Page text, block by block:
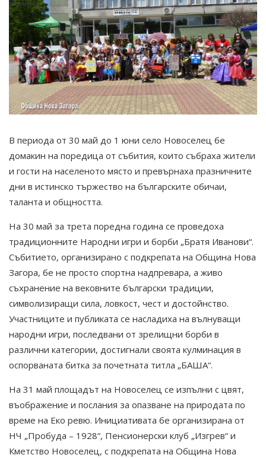
В периода от 30 май до 1 юни село Новоселец бе
домакин на поредица от събития, които събраха жители
и гости на населеното място и превърнаха празничните
дни в истинско тържество на българските обичаи,
таланта и общността.
На 30 май за трета поредна година се проведоха
традиционните Народни игри и борби „Братя Иванови“.
Събитието, организирано с подкрепата на Община Нова
Загора, бе не просто спортна надпревара, а живо
съхранение на вековните български традиции,
символизиращи сила, ловкост, чест и достойнство.
Участниците и публиката се насладиха на вълнуващи
народни игри, последвани от зрелищни борби в
различни категории, достигнали своята кулминация в
оспорваната битка за почетната титла „БАША“.
На 31 май площадът на Новоселец се изпълни с цвят,
въображение и послания за опазване на природата по
време на Еко ревю. Инициативата бе организирана от
НЧ „Пробуда – 1928“, Пенсионерски клуб „Изгрев“ и
Кметство Новоселец, с подкрепата на Община Нова